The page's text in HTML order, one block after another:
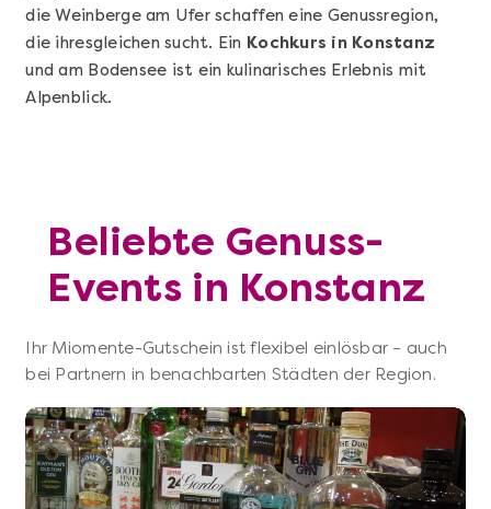
die Weinberge am Ufer schaffen eine Genussregion,
die ihresgleichen sucht. Ein Kochkurs in Konstanz
und am Bodensee ist ein kulinarisches Erlebnis mit
Alpenblick.
Beliebte Genuss-
Events in Konstanz
Ihr Miomente-Gutschein ist flexibel einlösbar – auch
bei Partnern in benachbarten Städten der Region.